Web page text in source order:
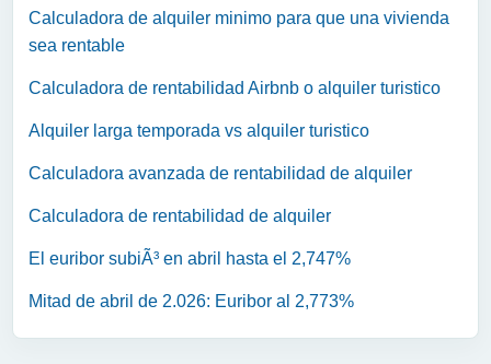
Calculadora de alquiler minimo para que una vivienda
sea rentable
Calculadora de rentabilidad Airbnb o alquiler turistico
Alquiler larga temporada vs alquiler turistico
Calculadora avanzada de rentabilidad de alquiler
Calculadora de rentabilidad de alquiler
El euribor subiÃ³ en abril hasta el 2,747%
Mitad de abril de 2.026: Euribor al 2,773%